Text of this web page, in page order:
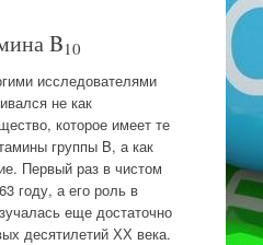
B10
исследователями
не как
которое имеет те
группы B, а как
Первый раз в чистом
году, а его роль в
еще достаточно
десятилетий ХХ века.